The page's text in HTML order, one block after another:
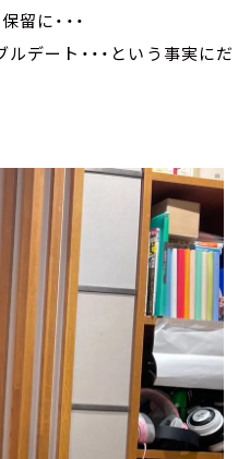
に・・・
デート・・・という事実にだ